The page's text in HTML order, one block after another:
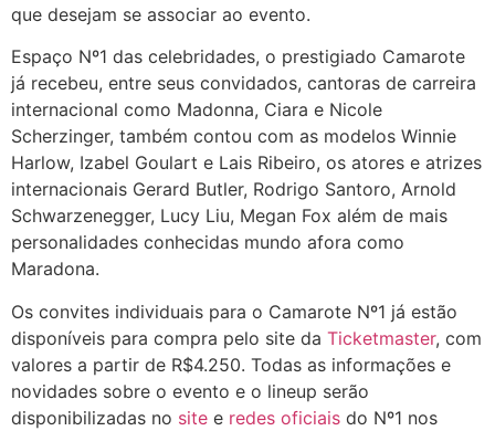
que desejam se associar ao evento.
Espaço Nº1 das celebridades, o prestigiado Camarote
já recebeu, entre seus convidados, cantoras de carreira
internacional como Madonna, Ciara e Nicole
Scherzinger, também contou com as modelos Winnie
Harlow, Izabel Goulart e Lais Ribeiro, os atores e atrizes
internacionais Gerard Butler, Rodrigo Santoro, Arnold
Schwarzenegger, Lucy Liu, Megan Fox além de mais
personalidades conhecidas mundo afora como
Maradona.
Os convites individuais para o Camarote Nº1 já estão
disponíveis para compra pelo site da Ticketmaster, com
valores a partir de R$4.250. Todas as informações e
novidades sobre o evento e o lineup serão
disponibilizadas no site e redes oficiais do Nº1 nos